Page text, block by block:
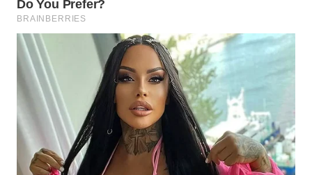
BOROBUDUR
WN
MADURA
WN
SURABAYA
WN
NATUNA